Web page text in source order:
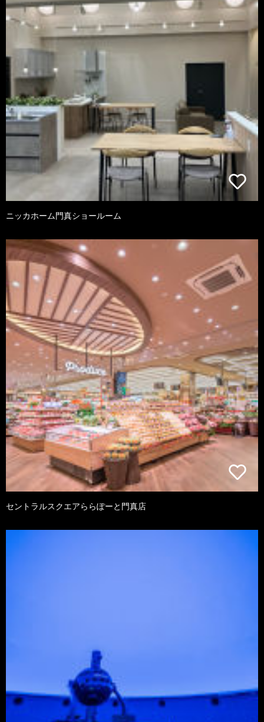
ニッカホーム門真ショールーム
セントラルスクエアららぽーと門真店